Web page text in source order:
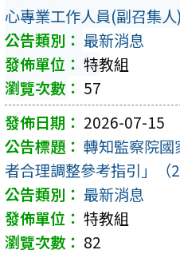
心專業工作人員(副召集
最新消息
特教組
57
2026-07-15
轉知監察院
者合理調整參考指引」（
最新消息
特教組
82